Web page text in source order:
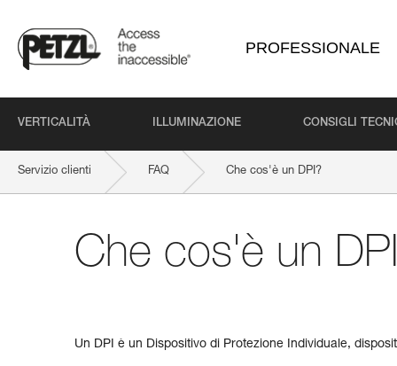
PROFESSIONALE
VERTICALITÀ ILLUMINAZIONE CONSIGLI
Servizio clienti FAQ Che cos'è un DPI?
Che cos'è un
Un DPI è un Dispositivo di Protezione Individuale,